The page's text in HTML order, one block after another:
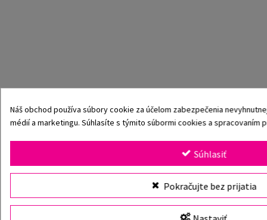
Náš obchod používa súbory cookie za účelom zabezpečenia
médií a marketingu. Súhlasíte s týmito súbormi cookies a spracovaním
Súhlasiť
Pokračujte bez prijatia